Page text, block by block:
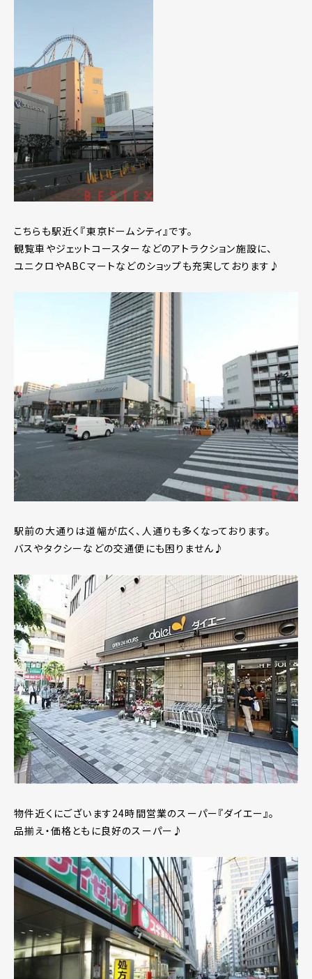
こちらも駅近く『東京ドームシティ』です。
観覧車やジェットコースターなどのアトラクション施設に、
ユニクロやABCマートなどのショップも充実しております♪
駅前の大通りは道幅が広く、人通りも多くなっております。
バスやタクシーなどの交通便にも困りません♪
物件近くにございます24時間営業のスーパー『ダイエー』。
品揃え・価格ともに良好のスーパー♪